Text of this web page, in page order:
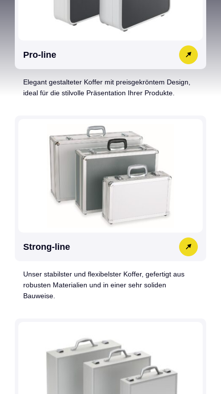
Pro-line
Elegant gestalteter Koffer mit preisgekröntem Design,
ideal für die stilvolle Präsentation Ihrer Produkte.
Strong-line
Unser stabilster und flexibelster Koffer, gefertigt aus
robusten Materialien und in einer sehr soliden
Bauweise.